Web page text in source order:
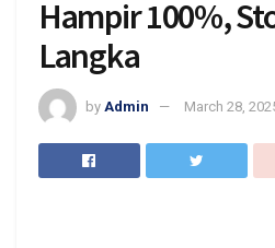
Hampir 100%,
Langka
by Admin March 28,